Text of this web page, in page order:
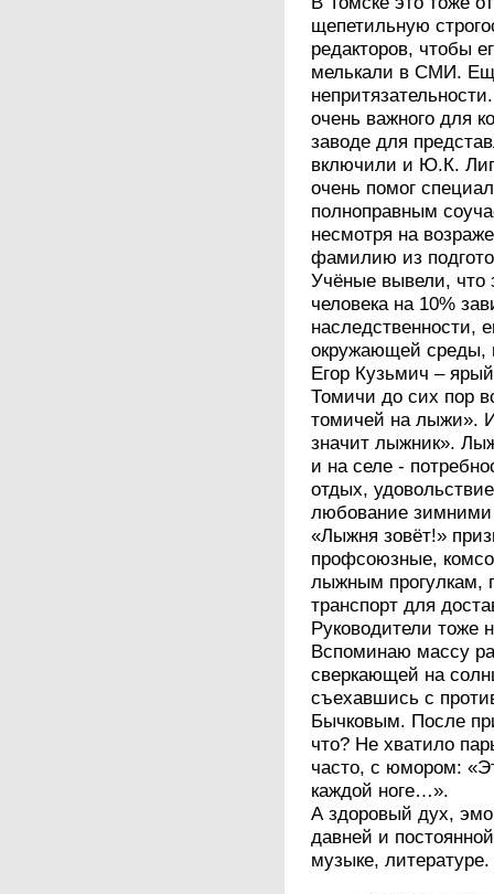
щепетильную
редакторов, чтобы
мелькали в СМИ.
очень важного для
заводе для
включили и Ю.К.
очень помог
полноправным
несмотря на
фамилию из
Учёные вывели, что
человека на 10%
наследственности,
окружающей среды,
Егор Кузьмич –
Томичи до сих пор
томичей на лыжи».
значит лыжник».
и на селе -
отдых,
любование
«Лыжня зовёт!»
профсоюзные,
лыжным прогулкам,
транспорт для
Руководители
Вспоминаю массу
сверкающей на
съехавшись с
Бычковым. После
что? Не хватило
часто, с юмором:
каждой ноге…».
А здоровый дух,
давней и
музыке, литературе.